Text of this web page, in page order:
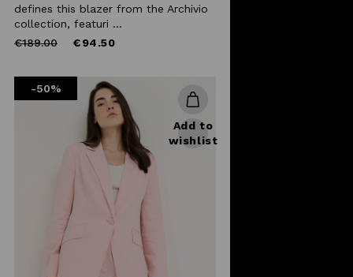
defines this blazer from the Archivio
collection, featuri ...
Price
€189.00to €94.50
-50%
Add to
wishlist